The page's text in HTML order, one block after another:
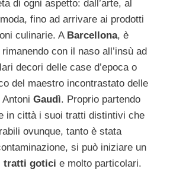
di ogni aspetto: dall’arte, al
fino ad arrivare ai prodotti
culinarie. A Barcellona, è
con il naso all’insù ad
decori delle case d’epoca o
del maestro incontrastato delle
Gaudì. Proprio partendo
in città i suoi tratti distintivi che
ovunque, tanto è stata
si può iniziare un
tratti gotici e molto particolari.